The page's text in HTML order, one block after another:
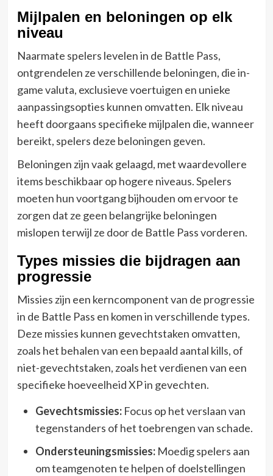
Mijlpalen en beloningen op elk
niveau
Naarmate spelers levelen in de Battle Pass,
ontgrendelen ze verschillende beloningen, die in-
game valuta, exclusieve voertuigen en unieke
aanpassingsopties kunnen omvatten. Elk niveau
heeft doorgaans specifieke mijlpalen die, wanneer
bereikt, spelers deze beloningen geven.
Beloningen zijn vaak gelaagd, met waardevollere
items beschikbaar op hogere niveaus. Spelers
moeten hun voortgang bijhouden om ervoor te
zorgen dat ze geen belangrijke beloningen
mislopen terwijl ze door de Battle Pass vorderen.
Types missies die bijdragen aan
progressie
Missies zijn een kerncomponent van de progressie
in de Battle Pass en komen in verschillende types.
Deze missies kunnen gevechtstaken omvatten,
zoals het behalen van een bepaald aantal kills, of
niet-gevechtstaken, zoals het verdienen van een
specifieke hoeveelheid XP in gevechten.
Gevechtsmissies:Focus op het verslaan van
tegenstanders of het toebrengen van schade.
Ondersteuningsmissies:Moedig spelers aan
om teamgenoten te helpen of doelstellingen